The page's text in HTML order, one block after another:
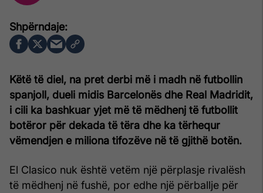
Këtë të diel, na pret derbi më i madh në futbollin
spanjoll, dueli midis Barcelonës dhe Real Madridit,
i cili ka bashkuar yjet më të mëdhenj të futbollit
botëror për dekada të tëra dhe ka tërhequr
vëmendjen e miliona tifozëve në të gjithë botën.
El Clasico nuk është vetëm një përplasje rivalësh
të mëdhenj në fushë, por edhe një përballje për